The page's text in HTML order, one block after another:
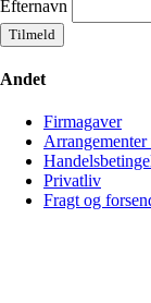
Efternavn
Andet
Firmagaver
Arrangementer
Privatliv
Fragt og